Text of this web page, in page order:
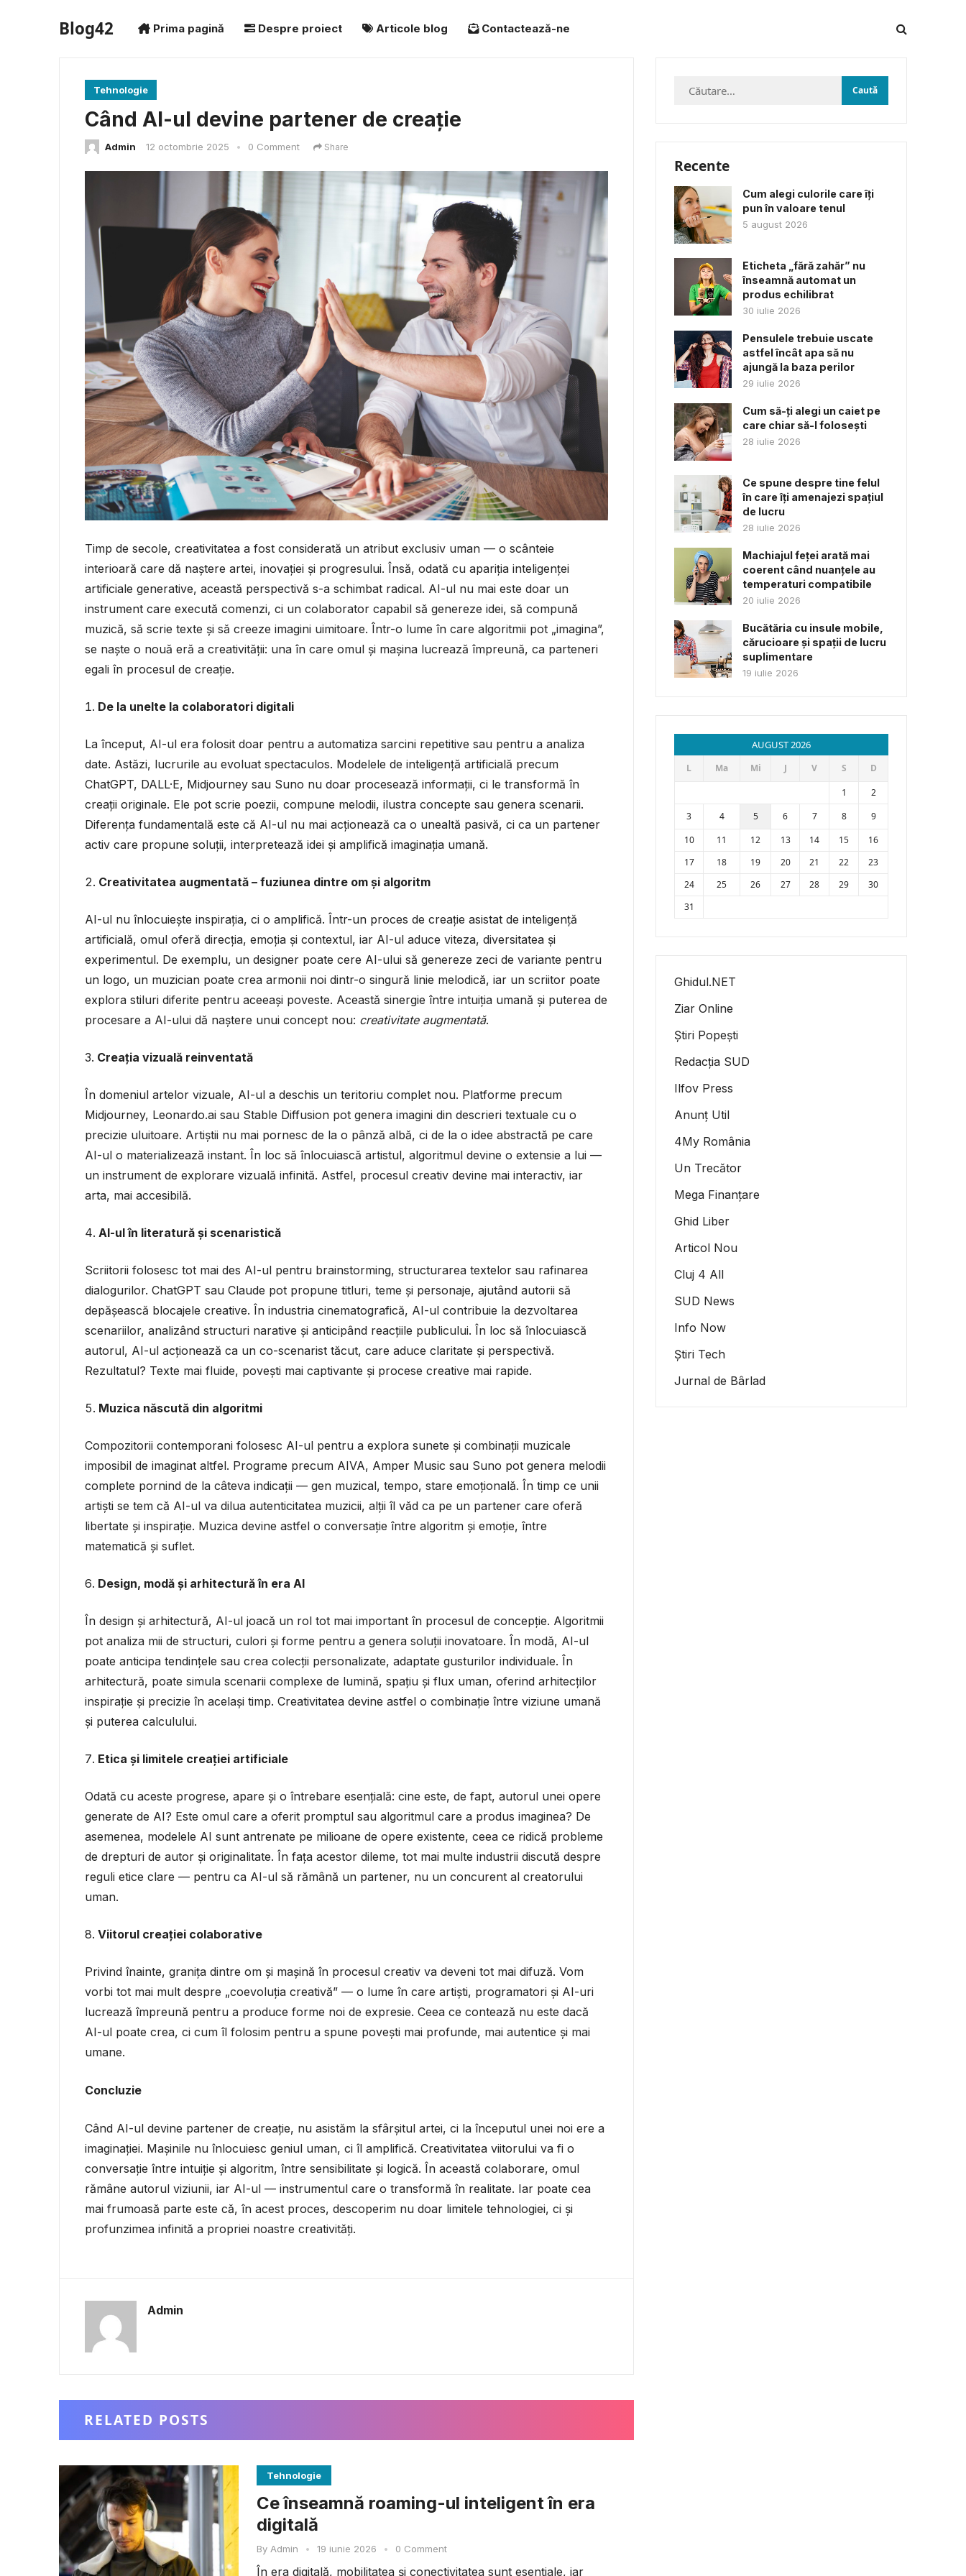
Blog42 Prima pagină Despre proiect Articole blog Contactează-ne
Tehnologie
Când AI-ul devine partener de creație
Admin 12 octombrie 2025 • 0 Comment Share
Timp de secole, creativitatea a fost considerată un atribut exclusiv uman — o scânteie
interioară care dă naștere artei, inovației și progresului. Însă, odată cu apariția inteligenței
artificiale generative, această perspectivă s-a schimbat radical. AI-ul nu mai este doar un
instrument care execută comenzi, ci un colaborator capabil să genereze idei, să compună
muzică, să scrie texte și să creeze imagini uimitoare. Într-o lume în care algoritmii pot „imagina”,
se naște o nouă eră a creativității: una în care omul și mașina lucrează împreună, ca parteneri
egali în procesul de creație.
De la unelte la colaboratori digitali
La început, AI-ul era folosit doar pentru a automatiza sarcini repetitive sau pentru a analiza
date. Astăzi, lucrurile au evoluat spectaculos. Modelele de inteligență artificială precum
ChatGPT, DALL·E, Midjourney sau Suno nu doar procesează informații, ci le transformă în
creații originale. Ele pot scrie poezii, compune melodii, ilustra concepte sau genera scenarii.
Diferența fundamentală este că AI-ul nu mai acționează ca o unealtă pasivă, ci ca un partener
activ care propune soluții, interpretează idei și amplifică imaginația umană.
Creativitatea augmentată – fuziunea dintre om și algoritm
AI-ul nu înlocuiește inspirația, ci o amplifică. Într-un proces de creație asistat de inteligență
artificială, omul oferă direcția, emoția și contextul, iar AI-ul aduce viteza, diversitatea și
experimentul. De exemplu, un designer poate cere AI-ului să genereze zeci de variante pentru
un logo, un muzician poate crea armonii noi dintr-o singură linie melodică, iar un scriitor poate
explora stiluri diferite pentru aceeași poveste. Această sinergie între intuiția umană și puterea de
procesare a AI-ului dă naștere unui concept nou: creativitate augmentată.
Creația vizuală reinventată
În domeniul artelor vizuale, AI-ul a deschis un teritoriu complet nou. Platforme precum
Midjourney, Leonardo.ai sau Stable Diffusion pot genera imagini din descrieri textuale cu o
precizie uluitoare. Artiștii nu mai pornesc de la o pânză albă, ci de la o idee abstractă pe care
AI-ul o materializează instant. În loc să înlocuiască artistul, algoritmul devine o extensie a lui —
un instrument de explorare vizuală infinită. Astfel, procesul creativ devine mai interactiv, iar
arta, mai accesibilă.
AI-ul în literatură și scenaristică
Scriitorii folosesc tot mai des AI-ul pentru brainstorming, structurarea textelor sau rafinarea
dialogurilor. ChatGPT sau Claude pot propune titluri, teme și personaje, ajutând autorii să
depășească blocajele creative. În industria cinematografică, AI-ul contribuie la dezvoltarea
scenariilor, analizând structuri narative și anticipând reacțiile publicului. În loc să înlocuiască
autorul, AI-ul acționează ca un co-scenarist tăcut, care aduce claritate și perspectivă.
Rezultatul? Texte mai fluide, povești mai captivante și procese creative mai rapide.
Muzica născută din algoritmi
Compozitorii contemporani folosesc AI-ul pentru a explora sunete și combinații muzicale
imposibil de imaginat altfel. Programe precum AIVA, Amper Music sau Suno pot genera melodii
complete pornind de la câteva indicații — gen muzical, tempo, stare emoțională. În timp ce unii
artiști se tem că AI-ul va dilua autenticitatea muzicii, alții îl văd ca pe un partener care oferă
libertate și inspirație. Muzica devine astfel o conversație între algoritm și emoție, între
matematică și suflet.
Design, modă și arhitectură în era AI
În design și arhitectură, AI-ul joacă un rol tot mai important în procesul de concepție. Algoritmii
pot analiza mii de structuri, culori și forme pentru a genera soluții inovatoare. În modă, AI-ul
poate anticipa tendințele sau crea colecții personalizate, adaptate gusturilor individuale. În
arhitectură, poate simula scenarii complexe de lumină, spațiu și flux uman, oferind arhitecților
inspirație și precizie în același timp. Creativitatea devine astfel o combinație între viziune umană
și puterea calculului.
Etica și limitele creației artificiale
Odată cu aceste progrese, apare și o întrebare esențială: cine este, de fapt, autorul unei opere
generate de AI? Este omul care a oferit promptul sau algoritmul care a produs imaginea? De
asemenea, modelele AI sunt antrenate pe milioane de opere existente, ceea ce ridică probleme
de drepturi de autor și originalitate. În fața acestor dileme, tot mai multe industrii discută despre
reguli etice clare — pentru ca AI-ul să rămână un partener, nu un concurent al creatorului
uman.
Viitorul creației colaborative
Privind înainte, granița dintre om și mașină în procesul creativ va deveni tot mai difuză. Vom
vorbi tot mai mult despre „coevoluția creativă” — o lume în care artiști, programatori și AI-uri
lucrează împreună pentru a produce forme noi de expresie. Ceea ce contează nu este dacă
AI-ul poate crea, ci cum îl folosim pentru a spune povești mai profunde, mai autentice și mai
umane.
Concluzie
Când AI-ul devine partener de creație, nu asistăm la sfârșitul artei, ci la începutul unei noi ere a
imaginației. Mașinile nu înlocuiesc geniul uman, ci îl amplifică. Creativitatea viitorului va fi o
conversație între intuiție și algoritm, între sensibilitate și logică. În această colaborare, omul
rămâne autorul viziunii, iar AI-ul — instrumentul care o transformă în realitate. Iar poate cea
mai frumoasă parte este că, în acest proces, descoperim nu doar limitele tehnologiei, ci și
profunzimea infinită a propriei noastre creativități.
Admin
RELATED POSTS
Tehnologie
Ce înseamnă roaming-ul inteligent în era
digitală
By Admin • 19 iunie 2026 • 0 Comment
În era digitală, mobilitatea și conectivitatea sunt esențiale, iar
Caută
Recente
Cum alegi culorile care îți
pun în valoare tenul
5 august 2026
Eticheta „fără zahăr” nu
înseamnă automat un
produs echilibrat
30 iulie 2026
Pensulele trebuie uscate
astfel încât apa să nu
ajungă la baza perilor
29 iulie 2026
Cum să-ți alegi un caiet pe
care chiar să-l folosești
28 iulie 2026
Ce spune despre tine felul
în care îți amenajezi spațiul
de lucru
28 iulie 2026
Machiajul feței arată mai
coerent când nuanțele au
temperaturi compatibile
20 iulie 2026
Bucătăria cu insule mobile,
cărucioare și spații de lucru
suplimentare
19 iulie 2026
AUGUST 2026
L Ma Mi J V S
D
1
2
3
4 5 6 7 8
9
10
11 12 13 14 15
16
17
18 19 20 21 22
23
24
25 26 27 28 29
30
31
Ghidul.NET
Ziar Online
Știri Popești
Redacția SUD
Ilfov Press
Anunț Util
4My România
Un Trecător
Mega Finanțare
Ghid Liber
Articol Nou
Cluj 4 All
SUD News
Info Now
Știri Tech
Jurnal de Bârlad